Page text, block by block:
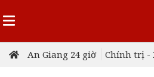
An Giang 24 giờ Chính trị -